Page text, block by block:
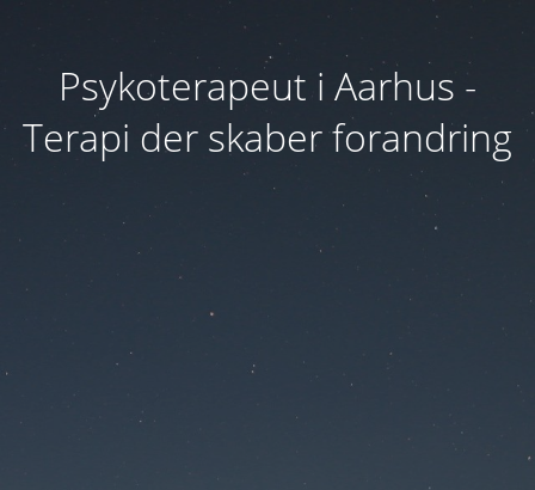
Psykoterapeut i Aarhus -
Terapi der skaber forandring